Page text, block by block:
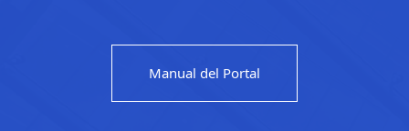
Manual del Portal